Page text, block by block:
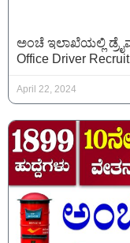
ಅಂಚೆ ಇಲಾಖೆಯಲ್ಲಿ
Office Driver
April 22, 2024